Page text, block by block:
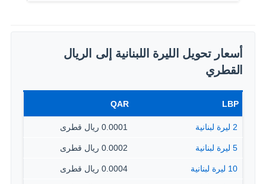
أسعار تحويل الليرة اللبنانية إلى الريال
القطري
LBP
QAR
2 ليرة لبنانية 0.0001 ريال قطرى
5 ليرة لبنانية 0.0002 ريال قطرى
10 ليرة لبنانية 0.0004 ريال قطرى